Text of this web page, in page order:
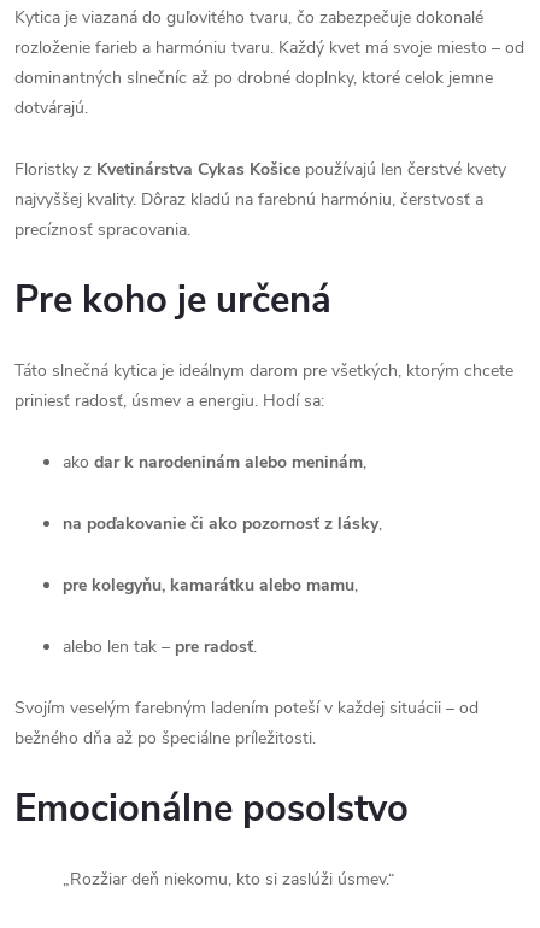
Kytica je viazaná do guľovitého tvaru, čo zabezpečuje dokonalé
rozloženie farieb a harmóniu tvaru. Každý kvet má svoje miesto – od
dominantných slnečníc až po drobné doplnky, ktoré celok jemne
dotvárajú.
Floristky z Kvetinárstva Cykas Košice používajú len čerstvé kvety
najvyššej kvality. Dôraz kladú na farebnú harmóniu, čerstvosť a
precíznosť spracovania.
Pre koho je určená
Táto slnečná kytica je ideálnym darom pre všetkých, ktorým chcete
priniesť radosť, úsmev a energiu. Hodí sa:
ako dar k narodeninám alebo meninám,
na poďakovanie či ako pozornosť z lásky,
pre kolegyňu, kamarátku alebo mamu,
alebo len tak – pre radosť.
Svojím veselým farebným ladením poteší v každej situácii – od
bežného dňa až po špeciálne príležitosti.
Emocionálne posolstvo
„Rozžiar deň niekomu, kto si zaslúži úsmev.“